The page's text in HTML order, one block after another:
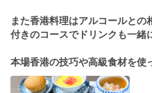
また香港料理はアルコールとの
付きのコースでドリンクも一緒
本場香港の技巧や高級食材を使